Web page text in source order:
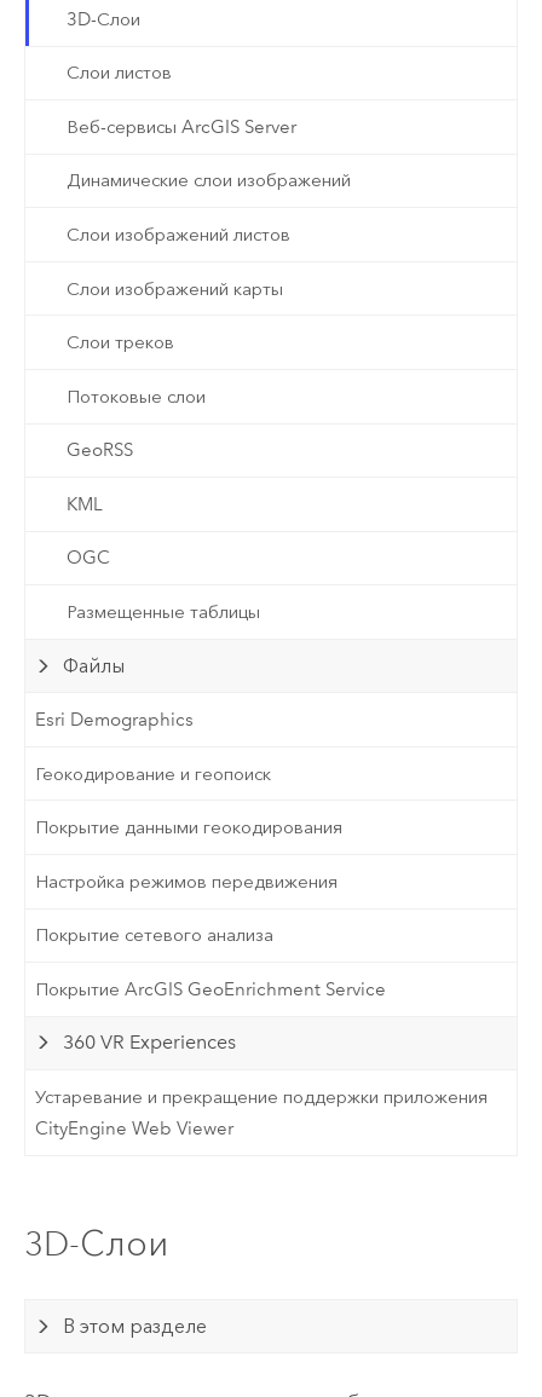
3D-Слои
Слои листов
Веб-сервисы ArcGIS Server
Динамические слои изображений
Слои изображений листов
Слои изображений карты
Слои треков
Потоковые слои
GeoRSS
KML
OGC
Размещенные таблицы
Файлы
Esri Demographics
Геокодирование и геопоиск
Покрытие данными геокодирования
Настройка режимов передвижения
Покрытие сетевого анализа
Покрытие ArcGIS GeoEnrichment Service
360 VR Experiences
Устаревание и прекращение поддержки приложения
CityEngine Web Viewer
3D-Слои
В этом разделе